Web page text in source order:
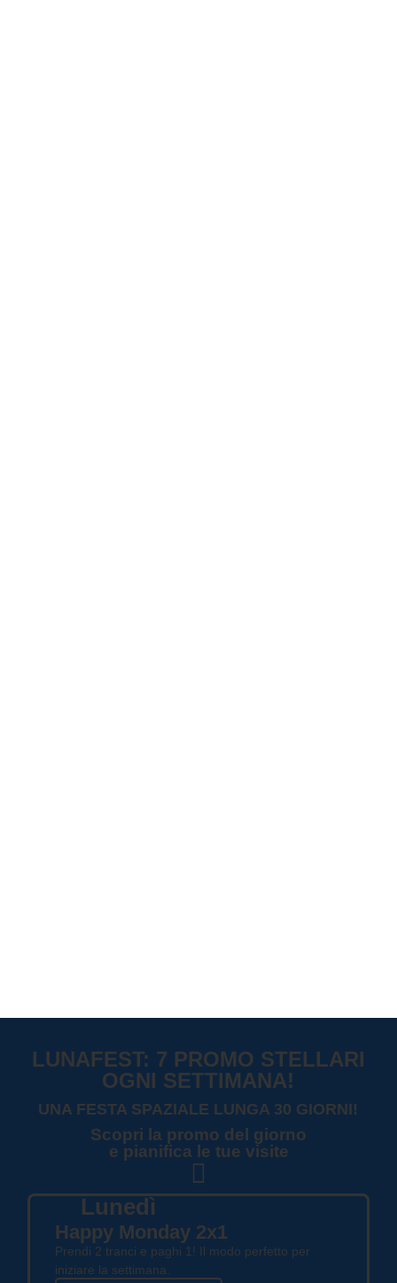
LUNAFEST: 7 PROMO STELLARI
OGNI SETTIMANA!
UNA FESTA SPAZIALE LUNGA 30 GIORNI!
Scopri la promo del giorno
e pianifica le tue visite
Lunedì
Happy Monday 2x1​
Prendi 2 tranci e paghi 1! Il modo perfetto per
iniziare la settimana.